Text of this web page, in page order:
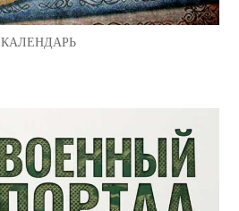
КАЛЕНДАРЬ